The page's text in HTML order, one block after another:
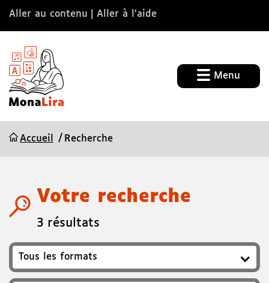
Aller au contenu Aller à l’aide
Menu
Accueil Recherche
Votre recherche
3 résultats
Format